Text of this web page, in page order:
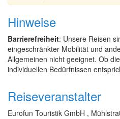
Hinweise
Barrierefreiheit: Unsere Reisen
eingeschränkter Mobilität und
Allgemeinen nicht geeignet. Ob
individuellen Bedürfnissen
Reiseveranstalter
Eurofun Touristik GmbH ,